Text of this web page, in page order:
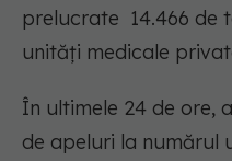
prelucrate 14.466 de
unități medicale
În ultimele 24 de ore,
de apeluri la numărul